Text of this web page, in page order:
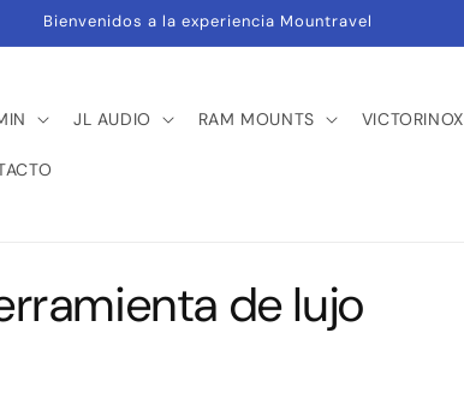
Bienvenidos a la experiencia Mountravel
JL AUDIO RAM MOUNTS VICTORINOX
de lujo